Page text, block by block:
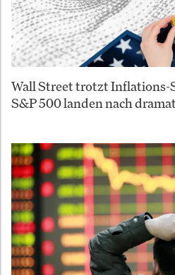
Wall Street trotzt Inflations-
S&P 500 landen nach